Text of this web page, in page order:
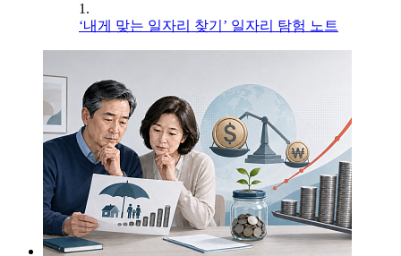
1.
‘내게 맞는 일자리 찾기’ 일자리 탐험 노트